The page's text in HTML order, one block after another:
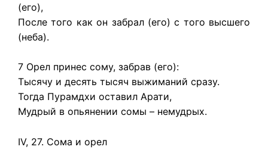
(его),
После того как он забрал (его) с того высшего
(неба).
7 Орел принес сому, забрав (его):
Тысячу и десять тысяч выжиманий сразу.
Тогда Пурамдхи оставил Арати,
Мудрый в опьянении сомы – немудрых.
IV, 27. Сома и орел